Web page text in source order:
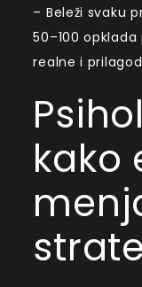
– Beleži svaku
50–100
realne i
kako